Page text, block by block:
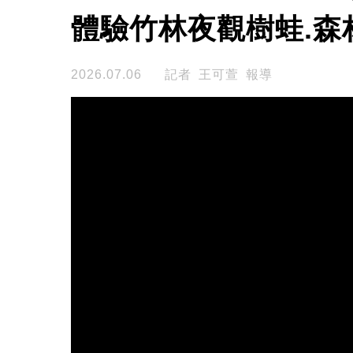
體驗竹林夜觀樹蛙.森
2026.07.06 記者 王可萱 報導